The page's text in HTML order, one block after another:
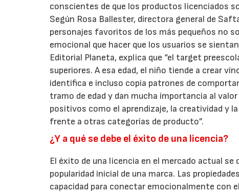
conscientes de que los productos licenciados
Según Rosa Ballester, directora general de
personajes favoritos de los más pequeños no
emocional que hacer que los usuarios se
Editorial Planeta, explica que “el target
superiores. A esa edad, el niño tiende a crear
identifica e incluso copia patrones de
tramo de edad y dan mucha importancia al
positivos como el aprendizaje, la creatividad y
frente a otras categorías de producto”.
¿Y a qué se debe el éxito de una licencia?
El éxito de una licencia en el mercado actual
popularidad inicial de una marca. Las
capacidad para conectar emocionalmente con